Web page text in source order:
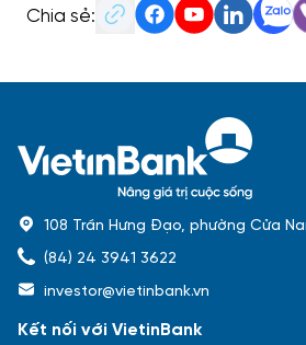
Chia sẻ:
108 Trần Hưng Đạo, phường Cửa
(84) 24 3941 3622
investor@vietinbank.vn
Kết nối với VietinBank